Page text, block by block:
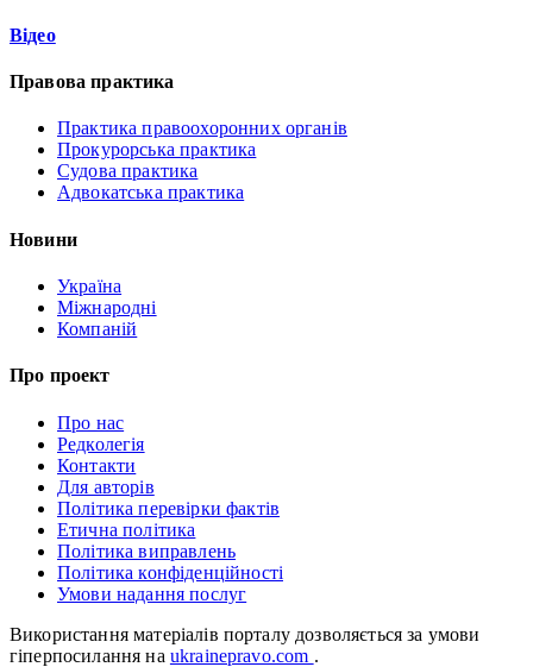
Відео
Правова практика
Практика правоохоронних органів
Прокурорська практика
Судова практика
Адвокатська практика
Новини
Україна
Міжнародні
Компаній
Про проект
Про нас
Редколегія
Контакти
Для авторів
Політика перевірки фактів
Етична політика
Політика виправлень
Політика конфіденційності
Умови надання послуг
Використання матеріалів порталу дозволяється за умови
гіперпосилання на ukrainepravo.com .